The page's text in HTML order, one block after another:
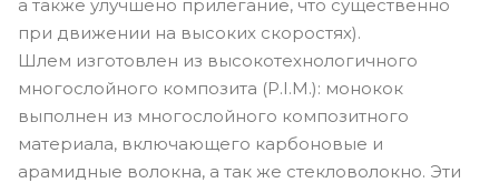
а также улучшено прилегание, что существенно
при движении на высоких скоростях).
Шлем изготовлен из высокотехнологичного
многослойного композита (P.I.M.): монокок
выполнен из многослойного композитного
материала, включающего карбоновые и
арамидные волокна, а так же стекловолокно. Эти